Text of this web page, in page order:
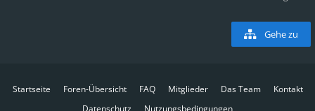
Gehe zu
Startseite Foren-Übersicht FAQ Mitglieder Das Team
Kontakt
Datenschutz
Nutzungsbedingungen